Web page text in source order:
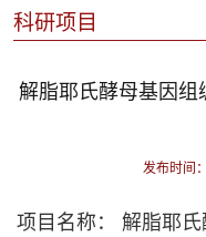
科研项目
解脂耶氏酵母基因
发布时间
项目名称： 解脂耶